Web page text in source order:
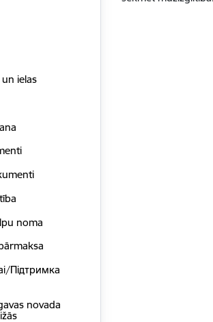
ielas
noma
Підтримка
novada